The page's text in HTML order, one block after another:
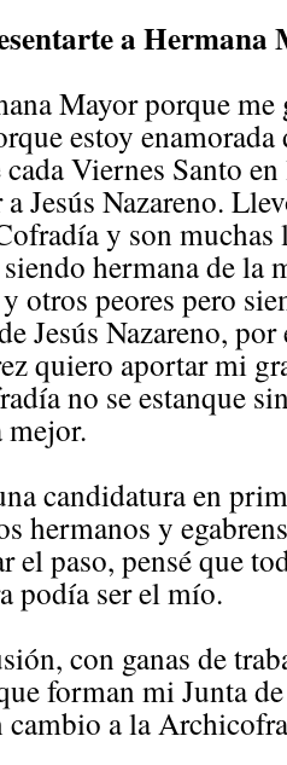
a Hermana
Mayor porque me
estoy
Viernes Santo
Jesús Nazareno.
y son muchas
hermana de la
otros peores pero
Jesús Nazareno,
quiero aportar mi
no se estanque
mejor.
candidatura en
hermanos y
el paso, pensé que
podía ser el mío.
con ganas de
forman mi Junta
cambio a la